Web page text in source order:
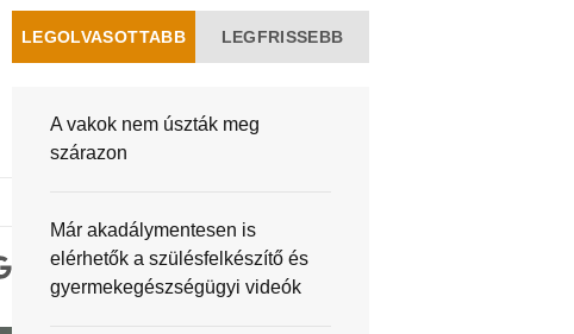
LEGOLVASOTTABB LEGFRISSEBB
A vakok nem úszták meg
szárazon
Már akadálymentesen is
elérhetők a szülésfelkészítő és
gyermekegészségügyi videók